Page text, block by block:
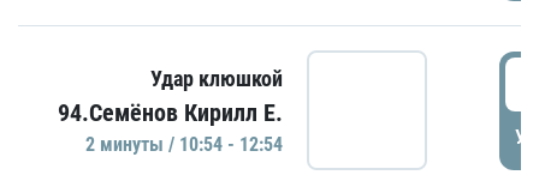
Удар клюшкой
94.Семёнов Кирилл Е.
2 минуты / 10:54 - 12:54